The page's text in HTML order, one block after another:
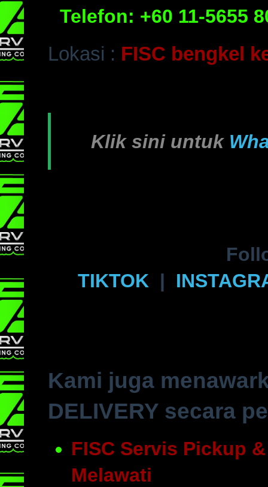
Telefon: +60 11-5655
Lokasi : FISC bengkel
Klik sini untuk
TIKTOK |
Kami juga
DELIVERY secara
FISC Servis Pickup
Melawati